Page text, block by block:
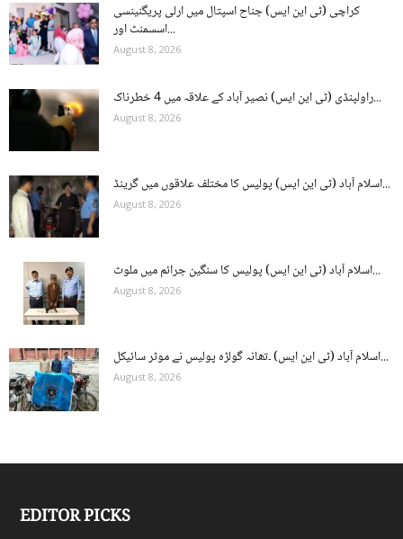
کراچی (ٹی این ایس) جناح اسپتال میں ارلی پریگنینسی
اسسمنٹ اور...
August 8, 2026
راولپنڈی (ٹی این ایس) نصیر آباد کے علاقہ میں 4 خطرناک...
August 8, 2026
اسلام آباد (ٹی این ایس) پولیس کا مختلف علاقوں میں گرینڈ...
August 8, 2026
اسلام آباد (ٹی این ایس) پولیس کا سنگین جرائم میں ملوث...
August 8, 2026
اسلام آباد (ٹی این ایس) ۔تھانہ گولڑہ پولیس نے موٹر سائیکل...
August 8, 2026
EDITOR PICKS